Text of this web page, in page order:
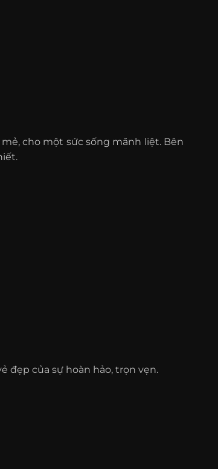
cho một sức sống mãnh liệt. Bên
đẹp của sự hoàn hảo, trọn vẹn.